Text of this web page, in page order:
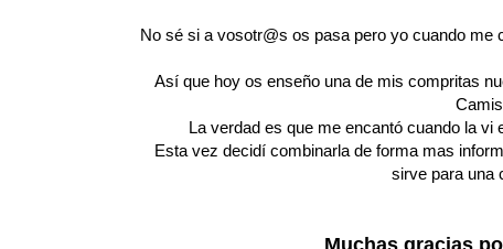
No sé si a vosotr@s os pasa pero yo cuando me
Así que hoy os enseño una de mis compritas
La verdad es que me encantó cuando la
Esta vez decidí combinarla de forma mas
sirve para una